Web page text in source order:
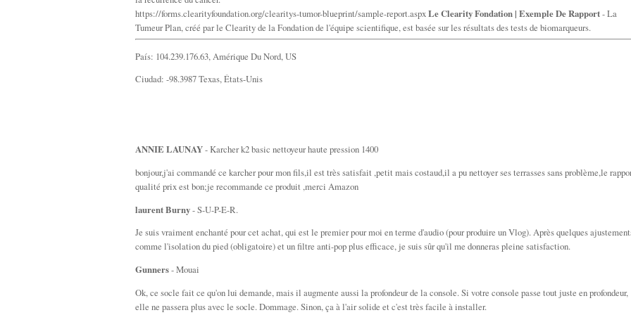
https://forms.clearityfoundation.org/clearitys-tumor-blueprint/sample-report.aspx Le Clearity Fondation | Exemple De Rapport- La
Tumeur Plan, créé par le Clearity de la Fondation de l'équipe scientifique, est basée sur les résultats des tests de biomarqueurs.
País: 104.239.176.63, Amérique Du Nord, US
Ciudad: -98.3987 Texas, États-Unis
ANNIE LAUNAY- Karcher k2 basic nettoyeur haute pression 1400
bonjour,j'ai commandé ce karcher pour mon fils,il est très satisfait ,petit mais costaud,il a pu nettoyer ses terrasses sans problème,le
qualité prix est bon;je recommande ce produit ,merci Amazon
laurent Burny- S-U-P-E-R.
Je suis vraiment enchanté pour cet achat, qui est le premier pour moi en terme d'audio (pour produire un Vlog). Après quelques
comme l'isolation du pied (obligatoire) et un filtre anti-pop plus efficace, je suis sûr qu'il me donneras pleine satisfaction.
Gunners- Mouai
Ok, ce socle fait ce qu'on lui demande, mais il augmente aussi la profondeur de la console. Si votre console passe tout juste en profondeur,
elle ne passera plus avec le socle. Dommage. Sinon, ça à l'air solide et c'est très facile à installer.